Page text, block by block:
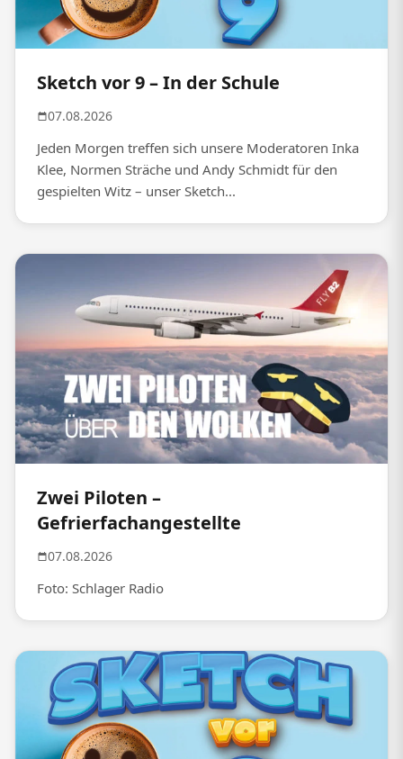
Sketch vor 9 – In der Schule
07.08.2026
Jeden Morgen treffen sich unsere Moderatoren Inka
Klee, Normen Sträche und Andy Schmidt für den
gespielten Witz – unser Sketch...
Zwei Piloten –
Gefrierfachangestellte
07.08.2026
Foto: Schlager Radio